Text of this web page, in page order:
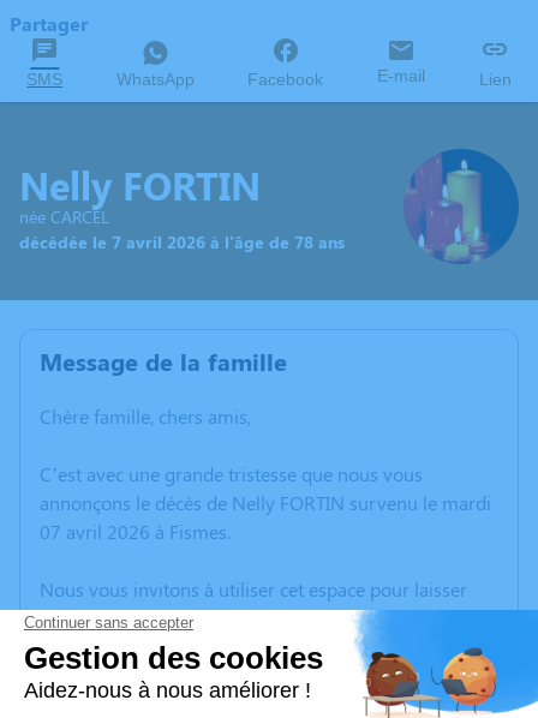
Partager
SMS WhatsApp Facebook E-mail Lien
Nelly FORTIN
née CARCEL
décédée le 7 avril 2026 à l'âge de 78 ans
Message de la famille
Chère famille, chers amis,
C’est avec une grande tristesse que nous vous
annonçons le décès de Nelly FORTIN survenu le mardi
07 avril 2026 à Fismes.
Nous vous invitons à utiliser cet espace pour laisser
vos condoléances, partager des photos souvenirs, une
anecdote ou exprimer vos pensées à travers des
poèmes ou des textes. Cet endroit est un lieu
d'expression dédié à honorer la mémoire de Nelly